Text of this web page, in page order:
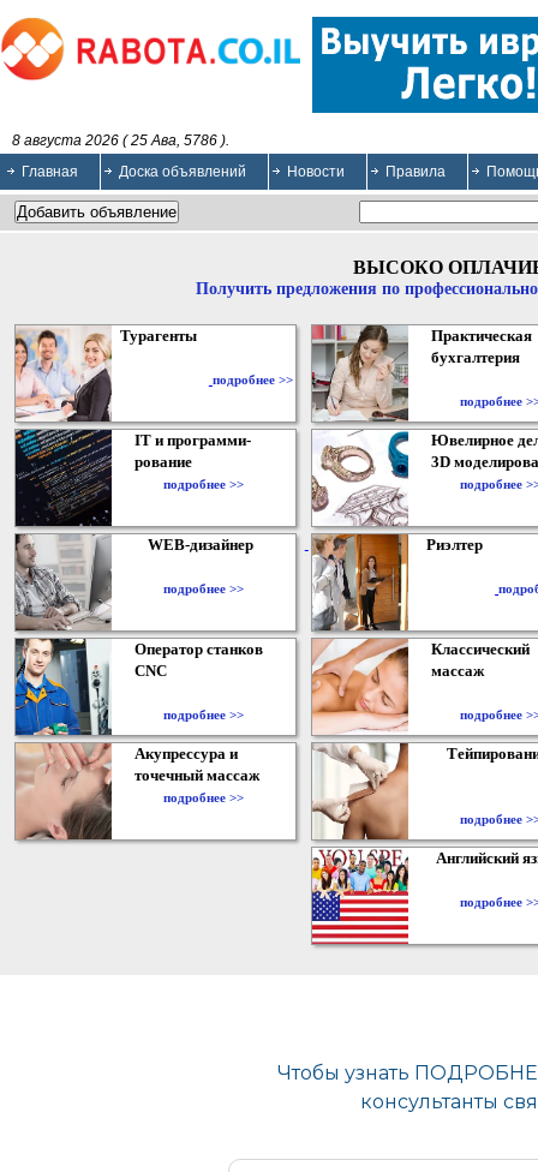
8 августа 2026 ( 25 Ава, 5786 ).
Главная
Доска объявлений Новости Правила
ВЫСОКО
Получить предложения по
Турагенты
подробнее >>
Практическая
бухгалтерия
подробнее
IT и программи-
рование
подробнее >>
Ювелирное
3D
подробнее
WEB-дизайнер
подробнее >>
Риэлтер
Оператор станков
CNC
подробнее >>
Классический
массаж
подробнее
Акупрессура и
точечный массаж
подробнее >>
подробнее
Английский
подробнее